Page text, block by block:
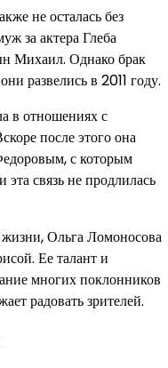
не осталась без
за актера Глеба
Михаил. Однако брак
развелись в 2011 году.
в отношениях с
после этого она
с которым
связь не продлилась
Ольга Ломоносова
Ее талант и
многих поклонников
радовать зрителей.